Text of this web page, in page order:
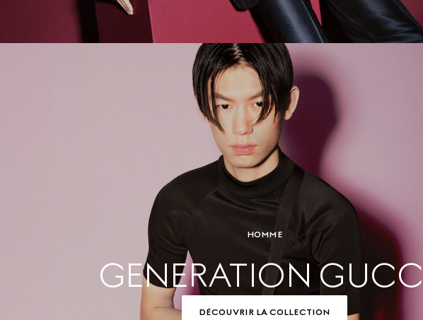
HOMME
GENERATION
DÉCOUVRIR LA COLLECTION